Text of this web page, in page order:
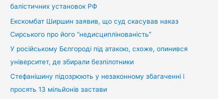
балістичних установок РФ
Екскомбат Ширшин заявив, що суд скасував наказ
Сирського про його “недисциплінованість”
У російському Бєлгороді під атакою, схоже, опинився
університет, де збирали безпілотники
Стефанішину підозрюють у незаконному збагаченні і
просять 13 мільйонів застави